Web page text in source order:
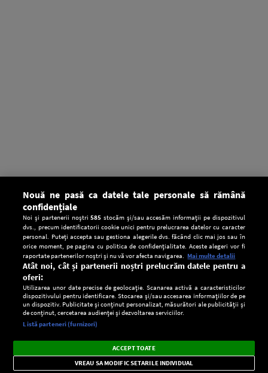
CONFIDENŢIALITATE
Setări:
Dark
Mode
Radio live, podcasturi, știri și alerte
importante.
×
Nouă ne pasă ca datele tale personale să rămână
confidențiale
Noi și partenerii noștri585 stocăm și/sau accesăm informații pe dispozitivul
dvs., precum identificatorii cookie unici pentru prelucrarea datelor cu caracter
personal. Puteți accepta sau gestiona alegerile dvs. făcând clic mai jos sau în
orice moment, pe pagina cu politica de confidențialitate. Aceste alegeri vor fi
raportate partenerilor noștri și nu vă vor afecta navigarea. Mai multe detalii
Atât noi, cât și partenerii noștri prelucrăm datele pentru a
oferi:
Utilizarea unor date precise de geolocație. Scanarea activă a caracteristicilor
dispozitivului pentru identificare. Stocarea și/sau accesarea informațiilor de pe
un dispozitiv. Publicitate și conținut personalizat, măsurători ale publicității și
de conținut, cercetarea audienței și dezvoltarea serviciilor.
Listă parteneri (furnizori)
ACCEPT TOATE
VREAU SA MODIFIC SETARILE INDIVIDUAL